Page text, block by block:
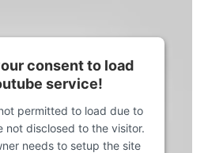
consent to load
service!
permitted to load due to
not disclosed to the visitor.
needs to setup the site